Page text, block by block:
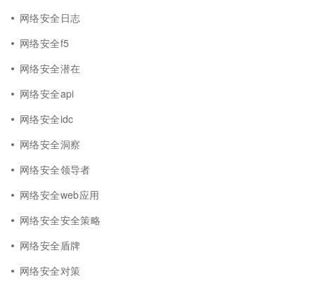
网络安全日志
网络安全f5
网络安全潜在
网络安全api
网络安全idc
网络安全洞察
网络安全领导者
网络安全web应用
网络安全安全策略
网络安全盾牌
网络安全对策